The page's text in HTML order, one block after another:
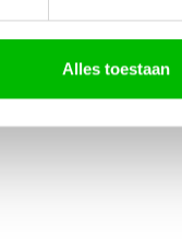
Alles toestaan